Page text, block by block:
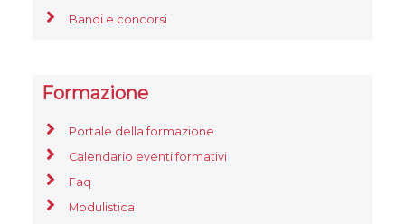
Bandi e concorsi
Formazione
Portale della formazione
Calendario eventi formativi
Faq
Modulistica